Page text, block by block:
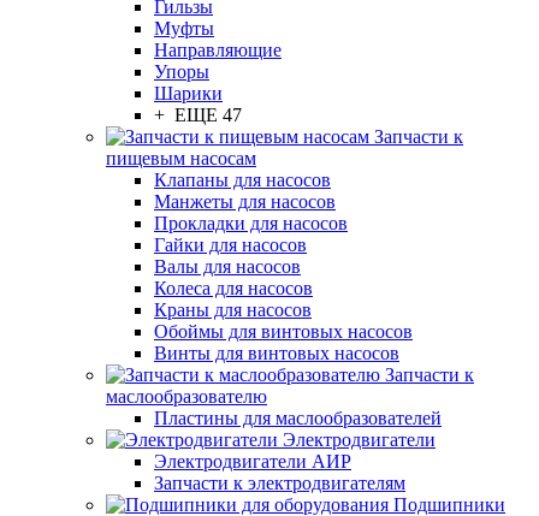
Гильзы
Муфты
Направляющие
Упоры
Шарики
+ ЕЩЕ 47
Запчасти к
пищевым насосам
Клапаны для насосов
Манжеты для насосов
Прокладки для насосов
Гайки для насосов
Валы для насосов
Колеса для насосов
Краны для насосов
Обоймы для винтовых насосов
Винты для винтовых насосов
Запчасти к
маслообразователю
Пластины для маслообразователей
Электродвигатели
Электродвигатели АИР
Запчасти к электродвигателям
Подшипники